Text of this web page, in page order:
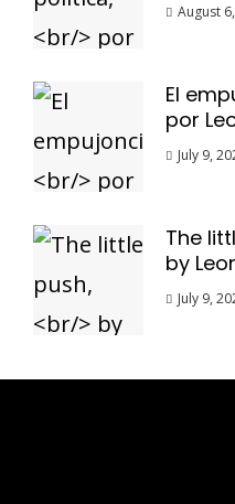
August
El
por
July 9,
The
by
July 9,